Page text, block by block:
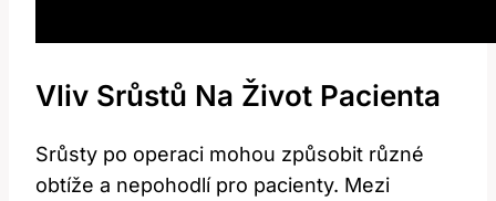
Vliv Srůstů Na Život Pacienta
Srůsty po operaci mohou způsobit různé
obtíže a nepohodlí pro pacienty. Mezi